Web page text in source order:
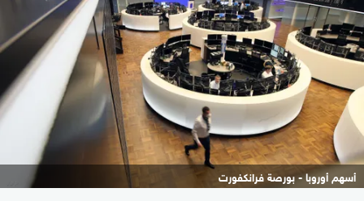
أسهم أوروبا - بورصة فرانكفورت